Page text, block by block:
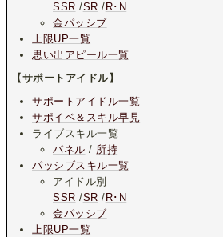
SSR /SR / R･N
金パッシブ
上限UP一覧
思い出アピール一覧
【サポートアイドル】
サポートアイドル一覧
サポイベ＆スキル早見
ライブスキル一覧
パネル / 所持
パッシブスキル一覧
アイドル別
SSR /SR / R･N
金パッシブ
上限UP一覧